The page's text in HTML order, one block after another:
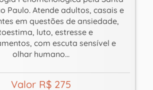
Paulo. Atende adultos, casais e
em questões de ansiedade,
luto, estresse e
com escuta sensível e
olhar humano...
Valor R$ 275